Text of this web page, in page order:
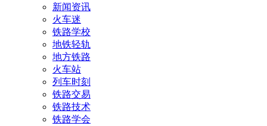
新闻资讯
火车迷
铁路学校
地铁轻轨
地方铁路
火车站
列车时刻
铁路交易
铁路技术
铁路学会